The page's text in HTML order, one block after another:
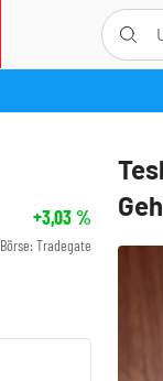
+3,03%
Börse: Tradegate